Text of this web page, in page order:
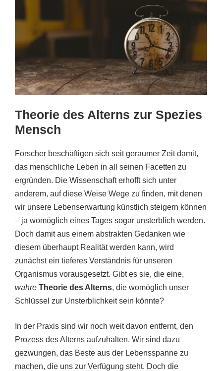
Theorie des Alterns zur Spezies
Mensch
Forscher beschäftigen sich seit geraumer Zeit damit,
das menschliche Leben in all seinen Facetten zu
ergründen. Die Wissenschaft erhofft sich unter
anderem, auf diese Weise Wege zu finden, mit denen
wir unsere Lebenserwartung künstlich steigern können
– ja womöglich eines Tages sogar unsterblich werden.
Doch damit aus einem abstrakten Gedanken wie
diesem überhaupt Realität werden kann, wird
zunächst ein tieferes Verständnis für unseren
Organismus vorausgesetzt. Gibt es sie, die eine,
wahre Theorie des Alterns, die womöglich unser
Schlüssel zur Unsterblichkeit sein könnte?
In der Praxis sind wir noch weit davon entfernt, den
Prozess des Alterns aufzuhalten. Wir sind dazu
gezwungen, das Beste aus der Lebensspanne zu
machen, die uns zur Verfügung steht. Doch die